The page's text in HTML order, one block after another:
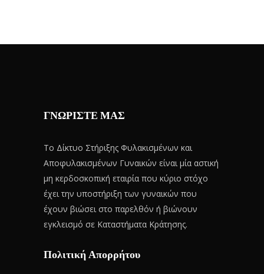
ΓΝΩΡΙΣΤΕ ΜΑΣ
Το Δίκτυο Στήριξης Φυλακισμένων και
Αποφυλακισμένων Γυναικών είναι μία αστική
μη κερδοσκοπική εταιρία που κύριο στόχο
έχει την υποστήριξη των γυναικών που
έχουν βιώσει στο παρελθόν ή βιώνουν
εγκλεισμό σε Καταστήματα Κράτησης.
Πολιτική Απορρήτου